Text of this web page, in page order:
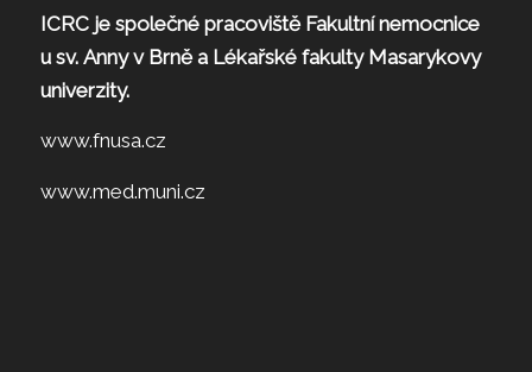
ICRC je společné pracoviště Fakultní nemocnice
u sv. Anny v Brně a Lékařské fakulty Masarykovy
univerzity.
www.fnusa.cz
www.med.muni.cz